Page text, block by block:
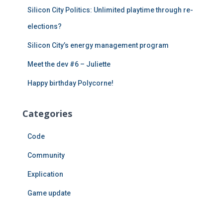
Silicon City Politics: Unlimited playtime through re-
elections?
Silicon City’s energy management program
Meet the dev #6 – Juliette
Happy birthday Polycorne!
Categories
Code
Community
Explication
Game update